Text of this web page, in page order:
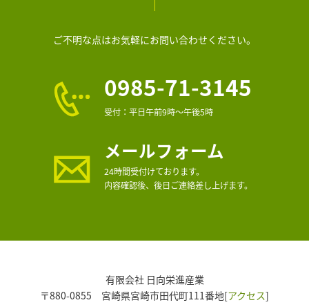
ご不明な点はお気軽にお問い合わせください。
0985-71-3145
受付：平日午前9時～午後5時
メールフォーム
24時間受付けております。
内容確認後、後日ご連絡差し上げます。
有限会社 日向栄進産業
〒880-0855 宮崎県宮崎市田代町111番地[アクセス]